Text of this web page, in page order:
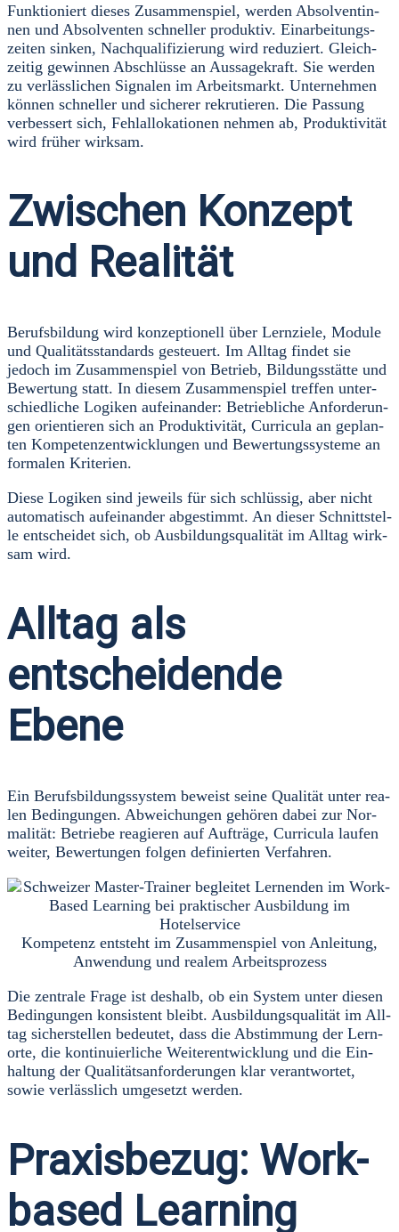
Funk­tio­niert die­ses Zusam­men­spiel, wer­den Absol­ven­tin­
nen und Absol­ven­ten schnel­ler pro­duk­tiv. Ein­ar­bei­tungs­
zei­ten sin­ken, Nach­qua­li­fi­zie­rung wird redu­ziert. Gleich­
zei­tig gewin­nen Abschlüs­se an Aus­sa­ge­kraft. Sie wer­den
zu ver­läss­li­chen Signa­len im Arbeits­markt. Unter­neh­men
kön­nen schnel­ler und siche­rer rekru­tie­ren. Die Pas­sung
ver­bes­sert sich, Fehl­al­lo­ka­tio­nen neh­men ab, Pro­duk­ti­vi­tät
wird frü­her wirk­sam.
Zwischen Konzept
und Realität
Berufs­bil­dung wird kon­zep­tio­nell über Lern­zie­le, Modu­le
und Qua­li­täts­stan­dards gesteu­ert. Im All­tag fin­det sie
jedoch im Zusam­men­spiel von Betrieb, Bil­dungs­stät­te und
Bewer­tung statt. In die­sem Zusam­men­spiel tref­fen unter­
schied­li­che Logi­ken auf­ein­an­der: Betrieb­li­che Anfor­de­run­
gen ori­en­tie­ren sich an Pro­duk­ti­vi­tät, Cur­ri­cu­la an geplan­
ten Kom­pe­tenz­ent­wick­lun­gen und Bewer­tungs­sys­te­me an
for­ma­len Kri­te­ri­en.
Die­se Logi­ken sind jeweils für sich schlüs­sig, aber nicht
auto­ma­tisch auf­ein­an­der abge­stimmt. An die­ser Schnitt­stel­
le ent­schei­det sich, ob Aus­bil­dungs­qua­li­tät im All­tag wirk­
sam wird.
Alltag als
entscheidende
Ebene
Ein Berufs­bil­dungs­sys­tem beweist sei­ne Qua­li­tät unter rea­
len Bedin­gun­gen. Abwei­chun­gen gehö­ren dabei zur Nor­
ma­li­tät: Betrie­be reagie­ren auf Auf­trä­ge, Cur­ri­cu­la lau­fen
wei­ter, Bewer­tun­gen fol­gen defi­nier­ten Ver­fah­ren.
Kom­pe­tenz ent­steht im Zusam­men­spiel von Anlei­tung,
Anwen­dung und rea­lem Arbeits­pro­zess
Die zen­tra­le Fra­ge ist des­halb, ob ein Sys­tem unter die­sen
Bedin­gun­gen kon­sis­tent bleibt. Aus­bil­dungs­qua­li­tät im All­
tag sicher­stel­len bedeu­tet, dass die Abstim­mung der Lern­
or­te, die kon­ti­nu­ier­li­che Wei­ter­ent­wick­lung und die Ein­
hal­tung der Qua­li­täts­an­for­de­run­gen klar ver­ant­wor­tet,
sowie ver­läss­lich umge­setzt wer­den.
Praxisbezug: Work-
based Learning